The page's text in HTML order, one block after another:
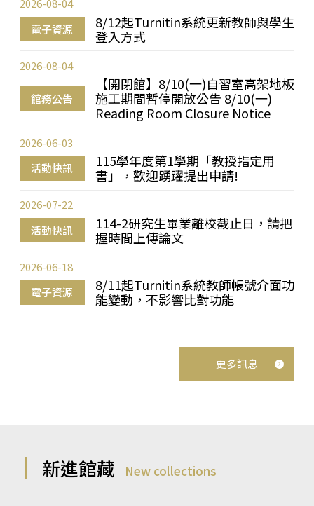
電子資源
8/12起Turnitin系統更新教師與學生
登入方式
2026-08-04
館務公告
【開閉館】8/10(一)自習室高架地板
施工期間暫停開放公告 8/10(一)
Reading Room Closure Notice
2026-08-04
活動快訊
115學年度第1學期「教授指定用
書」，歡迎踴躍提出申請!
2026-06-03
活動快訊
114-2研究生畢業離校截止日，請把
握時間上傳論文
2026-07-22
電子資源
8/11起Turnitin系統教師帳號介面功
能變動，不影響比對功能
2026-06-18
更多訊息
新進館藏 New collections